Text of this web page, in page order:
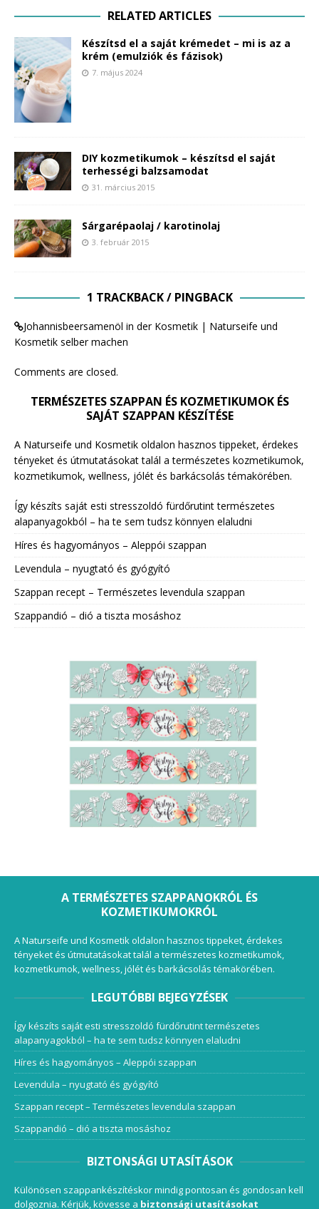
RELATED ARTICLES
Készítsd el a saját krémedet – mi is az a
krém (emulziók és fázisok)
7. május 2024
DIY kozmetikumok – készítsd el saját
terhességi balzsamodat
31. március 2015
Sárgarépaolaj / karotinolaj
3. február 2015
1 TRACKBACK / PINGBACK
Johannisbeersamenöl in der Kosmetik | Naturseife und
Kosmetik selber machen
Comments are closed.
TERMÉSZETES SZAPPAN ÉS KOZMETIKUMOK ÉS
SAJÁT SZAPPAN KÉSZÍTÉSE
A Naturseife und Kosmetik oldalon hasznos tippeket, érdekes
tényeket és útmutatásokat talál a természetes kozmetikumok,
kozmetikumok, wellness, jólét és barkácsolás témakörében.
Így készíts saját esti stresszoldó fürdőrutint természetes
alapanyagokból – ha te sem tudsz könnyen elaludni
Híres és hagyományos – Aleppói szappan
Levendula – nyugtató és gyógyító
Szappan recept – Természetes levendula szappan
Szappandió – dió a tiszta mosáshoz
A TERMÉSZETES SZAPPANOKRÓL ÉS
KOZMETIKUMOKRÓL
A Naturseife und Kosmetik oldalon hasznos tippeket, érdekes
tényeket és útmutatásokat talál a természetes kozmetikumok,
kozmetikumok, wellness, jólét és barkácsolás témakörében.
LEGUTÓBBI BEJEGYZÉSEK
Így készíts saját esti stresszoldó fürdőrutint természetes
alapanyagokból – ha te sem tudsz könnyen elaludni
Híres és hagyományos – Aleppói szappan
Levendula – nyugtató és gyógyító
Szappan recept – Természetes levendula szappan
Szappandió – dió a tiszta mosáshoz
BIZTONSÁGI UTASÍTÁSOK
Különösen szappankészítéskor mindig pontosan és gondosan kell
dolgoznia. Kérjük, kövesse a biztonsági utasításokat